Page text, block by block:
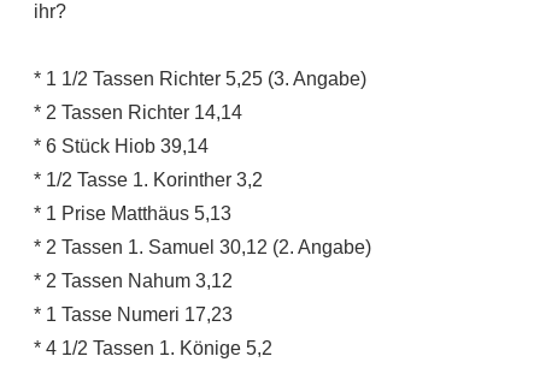
ihr?
* 1 1/2 Tassen Richter 5,25 (3. Angabe)
* 2 Tassen Richter 14,14
* 6 Stück Hiob 39,14
* 1/2 Tasse 1. Korinther 3,2
* 1 Prise Matthäus 5,13
* 2 Tassen 1. Samuel 30,12 (2. Angabe)
* 2 Tassen Nahum 3,12
* 1 Tasse Numeri 17,23
* 4 1/2 Tassen 1. Könige 5,2